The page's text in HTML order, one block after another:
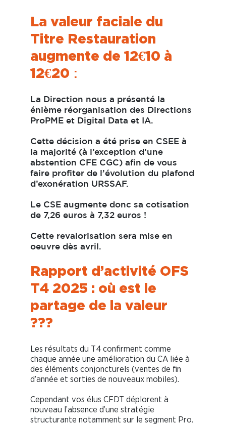
La valeur faciale du
Titre Restauration
augmente de 12€10 à
12€20 :
La Direction nous a présenté la
énième réorganisation des Directions
ProPME et Digital Data et IA.
Cette décision a été prise en CSEE à
la majorité (à l’exception d’une
abstention CFE CGC) afin de vous
faire profiter de l’évolution du plafond
d’exonération URSSAF.
Le CSE augmente donc sa cotisation
de 7,26 euros à 7,32 euros !
Cette revalorisation sera mise en
oeuvre dès avril.
Rapport d’activité OFS
T4 2025 : où est le
partage de la valeur
???
Les résultats du T4 confirment comme
chaque année une amélioration du CA liée à
des éléments conjoncturels (ventes de fin
d’année et sorties de nouveaux mobiles).
Cependant vos élus CFDT déplorent à
nouveau l’absence d’une stratégie
structurante notamment sur le segment Pro.